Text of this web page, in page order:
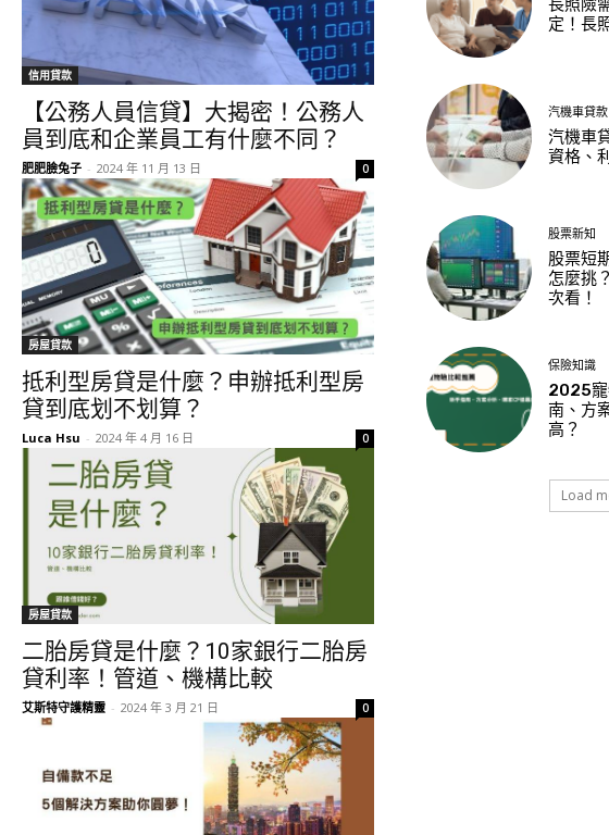
信用貸款
【公務人員信貸】大揭密！公務人
員到底和企業員工有什麼不同？
肥肥臉兔子 - 2024 年 11 月 13 日 0
房屋貸款
抵利型房貸是什麼？申辦抵利型房
貸到底划不划算？
Luca Hsu - 2024 年 4 月 16 日 0
房屋貸款
二胎房貸是什麼？10家銀行二胎房
貸利率！管道、機構比較
艾斯特守護精靈 - 2024 年 3 月 21 日 0
長照險
定！長
汽機車貸款
汽機車
資格、
股票新知
股票短
怎麼挑
次看！
保險知識
2025寵
南、方
高？
Load